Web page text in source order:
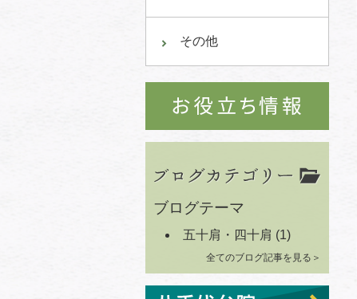
その他
ブログテーマ
五十肩・四十肩 (1)
全てのブログ記事を見る＞